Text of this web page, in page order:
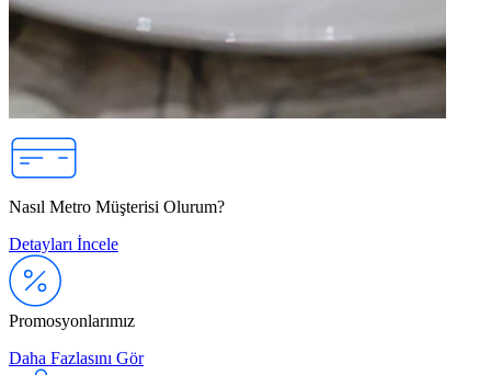
Nasıl Metro Müşterisi Olurum?
Detayları İncele
Promosyonlarımız
Daha Fazlasını Gör